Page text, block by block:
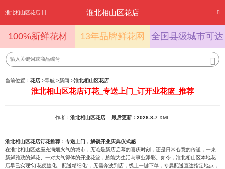
淮北相山区花店- 淮北相山区花店
100%新鲜花材 13年品牌鲜花网 全国县级城市可达
当前位置： 花店 >导航 >新闻 >淮北相山区花店
淮北相山区花店订花_专送上门_订开业花篮_推荐
作者： 淮北相山区花店 最后更新：2026-8-7 XML
淮北相山区花店订花推荐：专送上门，解锁开业庆典仪式感
在淮北相山区这座充满烟火气的城市，无论是新店启幕的喜庆时刻，还是日常心意的传递，一束
新鲜雅致的鲜花、一对大气得体的开业花篮，总能为生活与事业添彩。如今，淮北相山区本地花
店早已实现“订花便捷化、配送精细化”，无需奔波到店，线上一键下单，专属配送直达指定地点，